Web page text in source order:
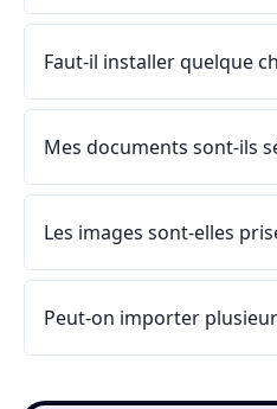
Faut-il installer quelque
Mes documents sont-ils
Les images sont-elles
Peut-on importer